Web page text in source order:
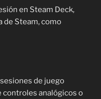
en Steam Deck,
de Steam, como
de juego
controles analógicos o